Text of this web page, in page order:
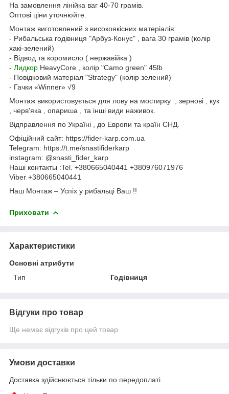
На замовлення лінійка ваг 40-70 грамів.
Оптові ціни уточнюйте.
Монтаж виготовлений з високоякісних матеріалів:
- Рибальська годівниця "Арбуз-Конус" , вага 30 грамів (колір
хакі-зелений)
- Відвод та коромисло ( нержавійка )
- Лидкор HeavyCore , колір "Camo green" 45lb
- Повідковий матеріал "Strategy" (колір зелений)
- Гачки «Winner» √9
Монтаж використовується для лову на мостирку , зернові , кук
, черв'яка , опариша , та інші види наживок.
Відправлення по Україні , до Европи та країн СНД.
Офіційний сайт: https://fider-karp.com.ua
Telegram: https://t.me/snastifiderkarp
instagram: @snasti_fider_karp
Наші контакты :Tel. +380665040441 +380976071976
Viber +380665040441
Наш Монтаж – Успіх у рибальці Ваш !!
Приховати
Характеристики
Основні атрибути
Тип
Годівниця
Відгуки про товар
Ще немає відгуків про цей товар
Умови доставки
Доставка здійснюється тільки по передоплаті.